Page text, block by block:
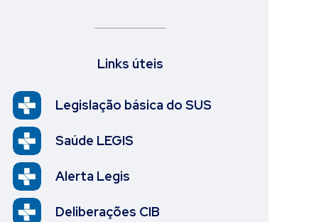
Links úteis
Legislação básica do SUS
Saúde LEGIS
Alerta Legis
Deliberações CIB